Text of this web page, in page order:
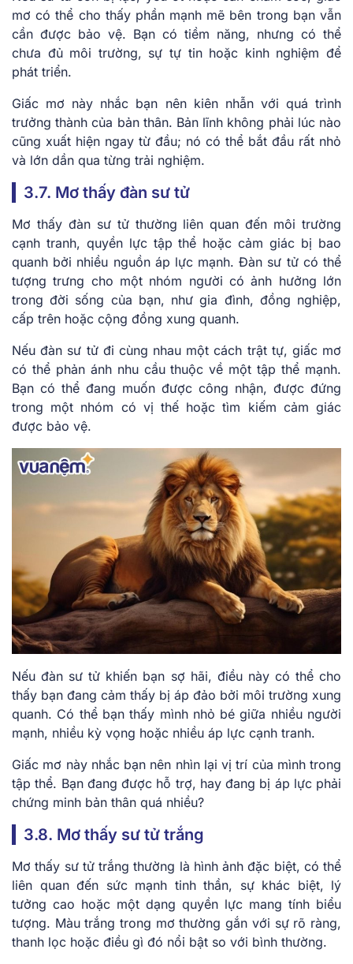
mơ có thể cho thấy phần mạnh mẽ bên trong bạn vẫn
cần được bảo vệ. Bạn có tiềm năng, nhưng có thể
chưa đủ môi trường, sự tự tin hoặc kinh nghiệm để
phát triển.
Giấc mơ này nhắc bạn nên kiên nhẫn với quá trình
trưởng thành của bản thân. Bản lĩnh không phải lúc nào
cũng xuất hiện ngay từ đầu; nó có thể bắt đầu rất nhỏ
và lớn dần qua từng trải nghiệm.
3.7. Mơ thấy đàn sư tử
Mơ thấy đàn sư tử thường liên quan đến môi trường
cạnh tranh, quyền lực tập thể hoặc cảm giác bị bao
quanh bởi nhiều nguồn áp lực mạnh. Đàn sư tử có thể
tượng trưng cho một nhóm người có ảnh hưởng lớn
trong đời sống của bạn, như gia đình, đồng nghiệp,
cấp trên hoặc cộng đồng xung quanh.
Nếu đàn sư tử đi cùng nhau một cách trật tự, giấc mơ
có thể phản ánh nhu cầu thuộc về một tập thể mạnh.
Bạn có thể đang muốn được công nhận, được đứng
trong một nhóm có vị thế hoặc tìm kiếm cảm giác
được bảo vệ.
Nếu đàn sư tử khiến bạn sợ hãi, điều này có thể cho
thấy bạn đang cảm thấy bị áp đảo bởi môi trường xung
quanh. Có thể bạn thấy mình nhỏ bé giữa nhiều người
mạnh, nhiều kỳ vọng hoặc nhiều áp lực cạnh tranh.
Giấc mơ này nhắc bạn nên nhìn lại vị trí của mình trong
tập thể. Bạn đang được hỗ trợ, hay đang bị áp lực phải
chứng minh bản thân quá nhiều?
3.8. Mơ thấy sư tử trắng
Mơ thấy sư tử trắng thường là hình ảnh đặc biệt, có thể
liên quan đến sức mạnh tinh thần, sự khác biệt, lý
tưởng cao hoặc một dạng quyền lực mang tính biểu
tượng. Màu trắng trong mơ thường gắn với sự rõ ràng,
thanh lọc hoặc điều gì đó nổi bật so với bình thường.